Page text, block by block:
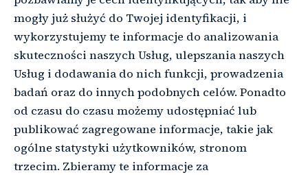
mogły już służyć do Twojej identyfikacji, i
wykorzystujemy te informacje do analizowania
skuteczności naszych Usług, ulepszania naszych
Usług i dodawania do nich funkcji, prowadzenia
badań oraz do innych podobnych celów. Ponadto
od czasu do czasu możemy udostępniać lub
publikować zagregowane informacje, takie jak
ogólne statystyki użytkowników, stronom
trzecim. Zbieramy te informacje za